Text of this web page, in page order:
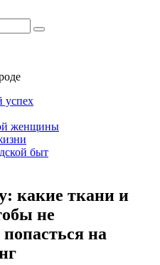
успех
женщины
быт
какие ткани и
не
на